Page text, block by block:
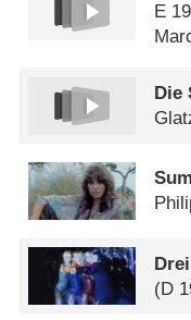
E
Die
(D